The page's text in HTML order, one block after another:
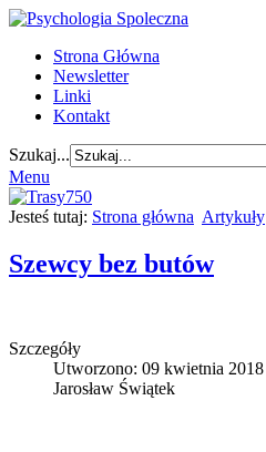
Strona Główna
Newsletter
Linki
Kontakt
Szukaj...
Menu
Jesteś tutaj: Strona główna Artykuły
Szewcy bez butów
Szczegóły
Utworzono: 09 kwietnia 2018
Jarosław Świątek